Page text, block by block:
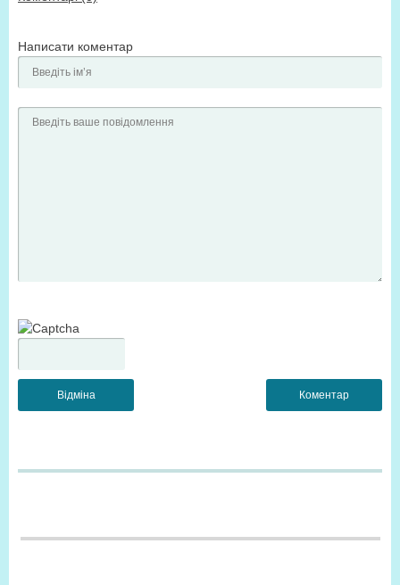
Написати коментар